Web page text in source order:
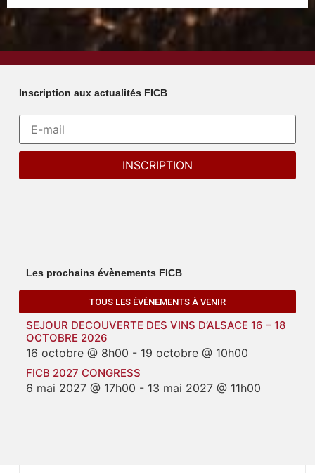
Inscription aux actualités FICB
Les prochains évènements FICB
TOUS LES ÉVÈNEMENTS À VENIR
SEJOUR DECOUVERTE DES VINS D’ALSACE 16 – 18
OCTOBRE 2026
16 octobre @ 8h00 - 19 octobre @ 10h00
FICB 2027 CONGRESS
6 mai 2027 @ 17h00 - 13 mai 2027 @ 11h00